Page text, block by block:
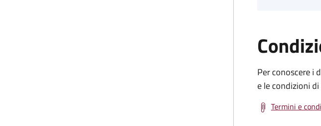
Per conoscere i
e le condizioni
Termini e